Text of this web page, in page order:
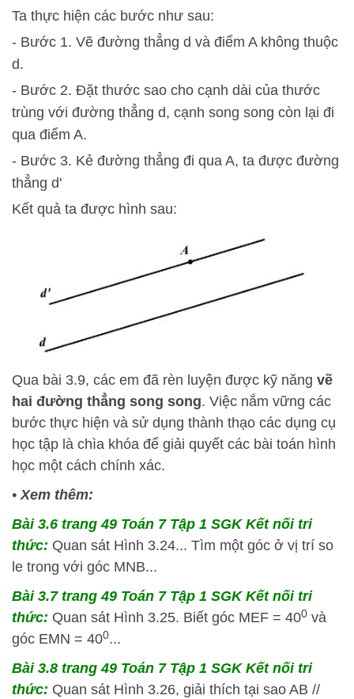
Ta thực hiện các bước như sau:
- Bước 1. Vẽ đường thẳng d và điểm A không thuộc
d.
- Bước 2. Đặt thước sao cho cạnh dài của thước
trùng với đường thẳng d, cạnh song song còn lại đi
qua điểm A.
- Bước 3. Kẻ đường thẳng đi qua A, ta được đường
thẳng d'
Kết quả ta được hình sau:
Qua bài 3.9, các em đã rèn luyện được kỹ năng vẽ
hai đường thẳng song song. Việc nắm vững các
bước thực hiện và sử dụng thành thạo các dụng cụ
học tập là chìa khóa để giải quyết các bài toán hình
học một cách chính xác.
•Xem thêm:
Bài 3.6 trang 49 Toán 7 Tập 1 SGK Kết nối tri
thức: Quan sát Hình 3.24... Tìm một góc ở vị trí so
le trong với góc MNB...
Bài 3.7 trang 49 Toán 7 Tập 1 SGK Kết nối tri
thức: Quan sát Hình 3.25. Biết góc MEF = 400 và
góc EMN = 400...
Bài 3.8 trang 49 Toán 7 Tập 1 SGK Kết nối tri
thức: Quan sát Hình 3.26, giải thích tại sao AB //